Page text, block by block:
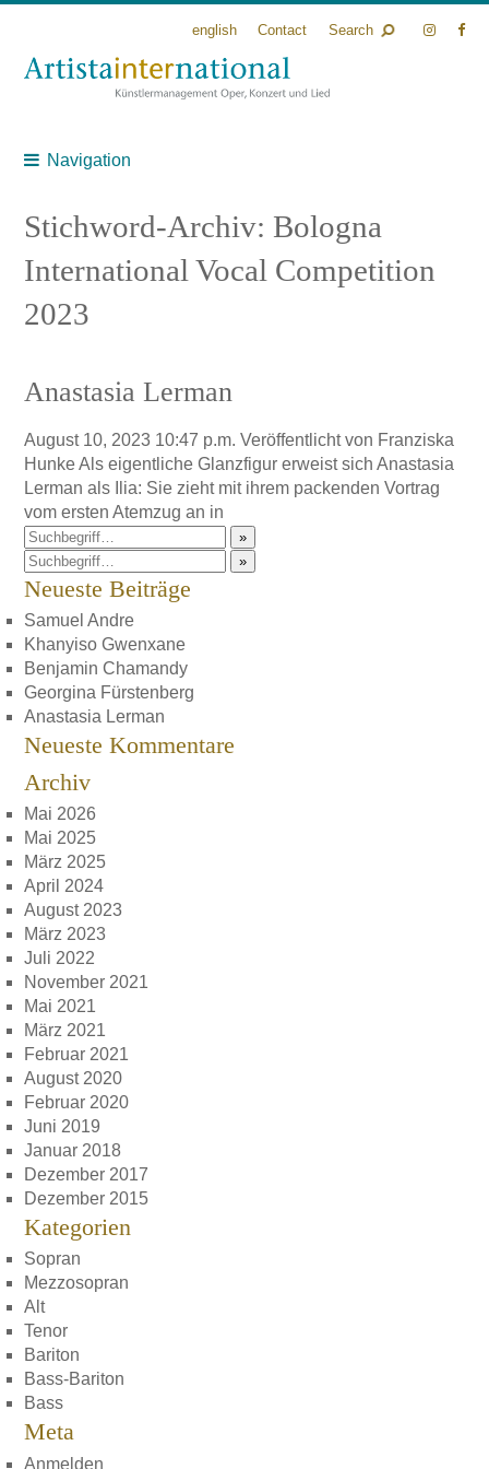
english Contact Search
Navigation
Stichword-Archiv: Bologna
International Vocal Competition
2023
Anastasia Lerman
August 10, 2023 10:47 p.m. Veröffentlicht von Franziska
Hunke Als eigentliche Glanzfigur erweist sich Anastasia
Lerman als Ilia: Sie zieht mit ihrem packenden Vortrag
vom ersten Atemzug an in
»
»
Neueste Beiträge
Samuel Andre
Khanyiso Gwenxane
Benjamin Chamandy
Georgina Fürstenberg
Anastasia Lerman
Neueste Kommentare
Archiv
Mai 2026
Mai 2025
März 2025
April 2024
August 2023
März 2023
Juli 2022
November 2021
Mai 2021
März 2021
Februar 2021
August 2020
Februar 2020
Juni 2019
Januar 2018
Dezember 2017
Dezember 2015
Kategorien
Sopran
Mezzosopran
Alt
Tenor
Bariton
Bass-Bariton
Bass
Meta
Anmelden